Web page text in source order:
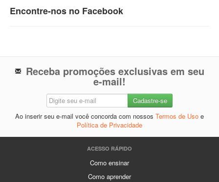
Encontre-nos no Facebook
Receba promoções exclusivas em seu
e-mail!
Ao inserir seu e-mail você concorda com nossos Termos de Uso e
Política de Privacidade
ACESSO RÁPIDO
Como ensinar
Como aprender